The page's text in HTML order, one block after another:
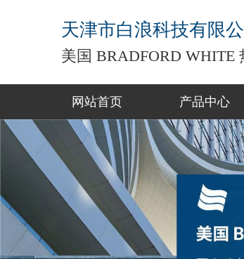
天津市白浪科技有限
美国 BRADFORD WHITE
网站首页 产品中心